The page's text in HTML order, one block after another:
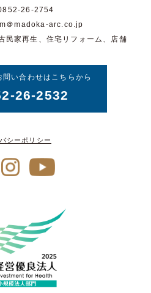
26-2754
＠madoka-arc.co.jp
民家再生、住宅リフォーム、店舗
問い合わせはこちらから
26-2532
シーポリシー